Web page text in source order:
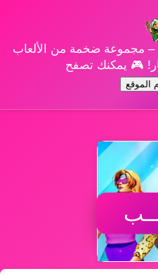
– مجموعة ضخمة من الألعاب
🎮 يمكنك تصفح
الموقع